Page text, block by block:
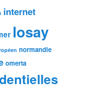
internet
losay
normandie
omerta